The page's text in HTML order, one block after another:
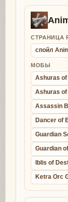
СТРАНИЦА
спойл
МОБЫ
Ashuras
Ashuras
Assassin
Dancer of
Guardian
Guardian
Iblis of
Ketra Orc